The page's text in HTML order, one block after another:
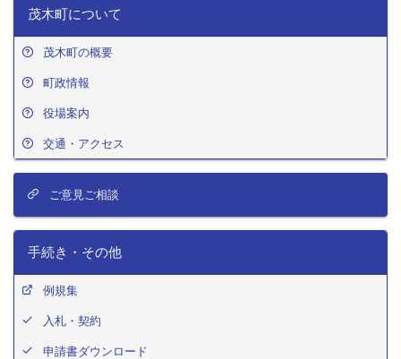
茂木町について
茂木町の概要
町政情報
役場案内
交通・アクセス
ご意見ご相談
手続き・その他
例規集
入札・契約
申請書ダウンロード